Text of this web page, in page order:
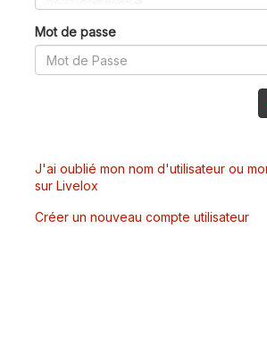
Mot de passe
J'ai oublié mon nom d'utilisateur ou
sur Livelox
Créer un nouveau compte utilisateur